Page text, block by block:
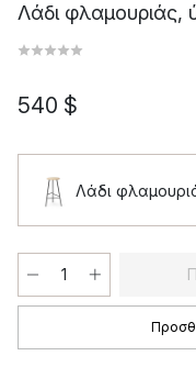
Λάδι φλαμουριάς,
540 $
Λάδι